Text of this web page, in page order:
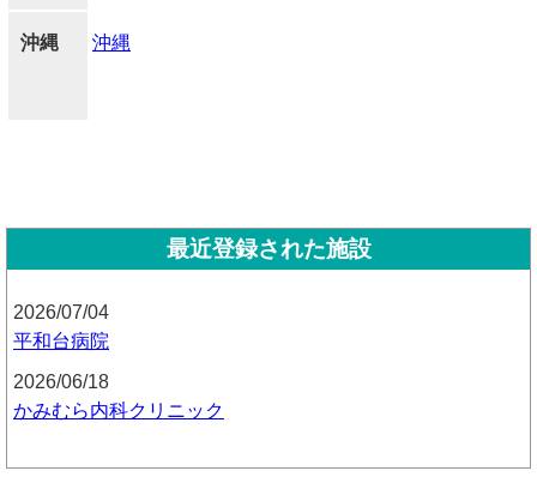
沖縄 沖縄
最近登録された施設
2026/07/04
平和台病院
2026/06/18
かみむら内科クリニック